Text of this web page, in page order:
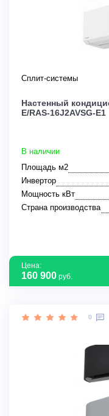
Сплит-системы
Настенный
E/RAS-16J2AVSG-E1
В наличии
Площадь м2
Инвертор
Мощность кВт
Страна производства
Цена:
160 900 руб.
0